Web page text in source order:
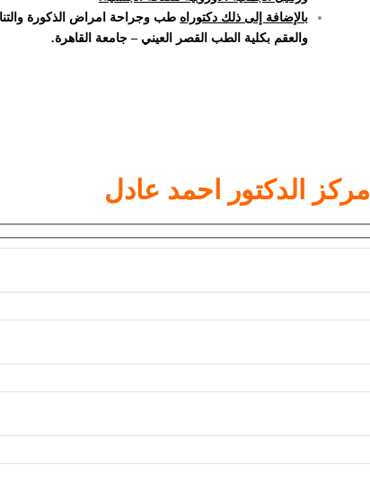
بالإضافة إلى ذلك دكتوراه طب وجراحة امراض الذكورة
والعقم بكلية الطب القصر العيني – جامعة القاهرة.
مركز الدكتور احمد عادل